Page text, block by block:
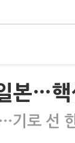
본…
기로 선